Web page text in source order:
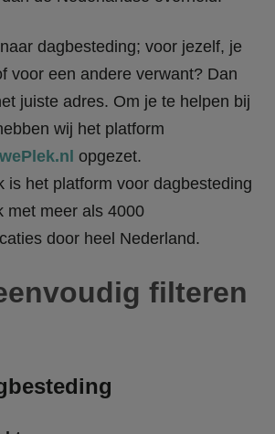
dagbesteding; voor jezelf, je
voor een andere verwant? Dan
juiste adres. Om je te helpen bij
wij het platform
opgezet.
is het platform voor dagbesteding
met meer als 4000
door heel Nederland.
filteren